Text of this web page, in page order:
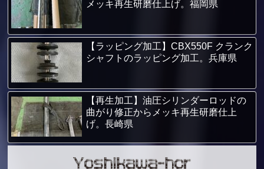
メッキ再生研磨仕上げ。福岡県
【ラッピング加工】CBX550F クランク
シャフトのラッピング加工。兵庫県
【再生加工】油圧シリンダーロッドの
曲がり修正からメッキ再生研磨仕上
げ。長崎県